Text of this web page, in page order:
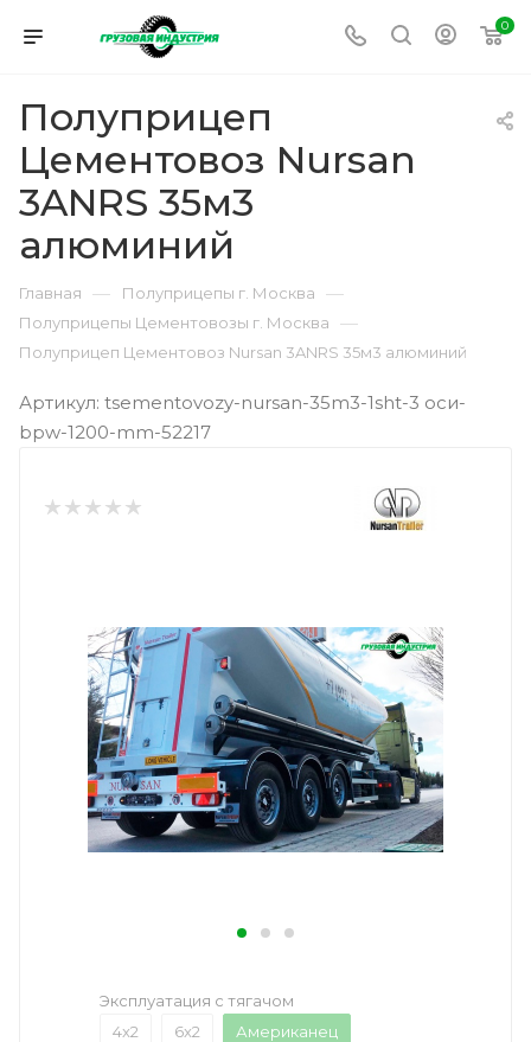
0
Полуприцеп
Цементовоз Nursan
3ANRS 35м3
алюминий
Главная — Полуприцепы г. Москва —
Полуприцепы Цементовозы г. Москва —
Полуприцеп Цементовоз Nursan 3ANRS 35м3 алюминий
Артикул: tsementovozy-nursan-35m3-1sht-3 оси-
bpw-1200-mm-52217
Эксплуатация с тягачом
4x2
6x2 Американец